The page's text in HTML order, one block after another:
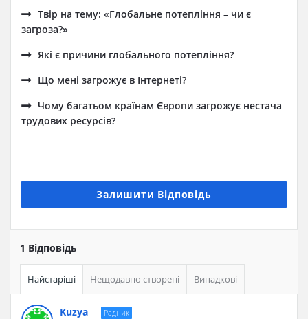
Твір на тему: «Глобальне потепління – чи є
загроза?»
Які є причини глобального потепління?
Що мені загрожує в Інтернеті?
Чому багатьом країнам Європи загрожує нестача
трудових ресурсів?
Залишити Відповідь
1 Відповідь
Найстаріші Нещодавно створені Випадкові
Kuzya
Радник